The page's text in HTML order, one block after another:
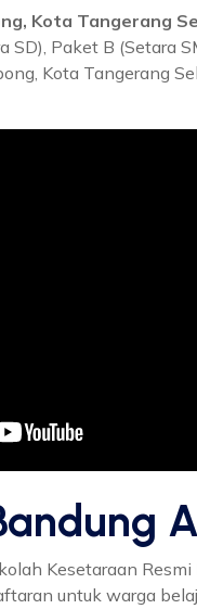
Kota Tangerang
Paket B (Setara
Kota Tangerang
Kesetaraan
untuk warga